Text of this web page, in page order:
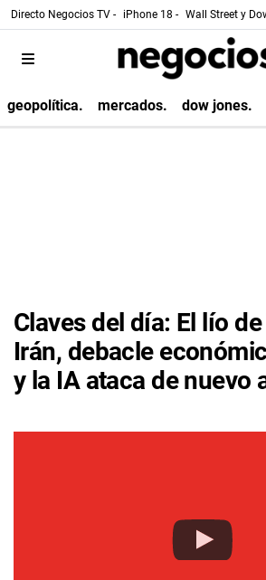
Directo Negocios TV - iPhone 18 - Wall Street y
geopolítica. mercados. dow jones.
Claves del día: El lío
Irán, debacle
y la IA ataca de nuevo